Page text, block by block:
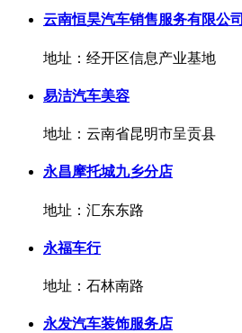
云南恒昊汽车销售服务有限公司
地址：经开区信息产业基地
易洁汽车美容
地址：云南省昆明市呈贡县
永昌摩托城九乡分店
地址：汇东东路
永福车行
地址：石林南路
永发汽车装饰服务店